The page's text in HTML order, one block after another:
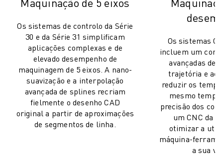
SOLDADURA POR ARCO
RETIFICAÇÃO CNC
FRESAGEM CNC
TORNOS CNC
PERFURAÇÃO E ROSCAGEM A ALTA VELOCIDADE
MOLDAGEM POR INJEÇÃO
CARREGAMENTO DE MÁQUINAS
MANIPULAÇÃO DE MATERIAIS
PINTURA
Os sistemas de controlo da Série
30 e da Série 31 simplificam
aplicações complexas e de
elevado desempenho de
maquinagem de 5 eixos. A nano-
suavização e a interpolação
avançada de splines recriam
fielmente o desenho CAD
original a partir de aproximações
de segmentos de linha.
Os sistemas
incluem um
avançadas de
trajetória e
reduzir os
mesmo
precisão dos
um CNC da
otimizar a
máquina-
a sua